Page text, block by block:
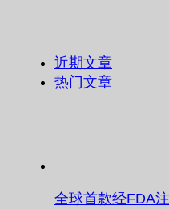
近期文章
热门文章
全球首款经FDA